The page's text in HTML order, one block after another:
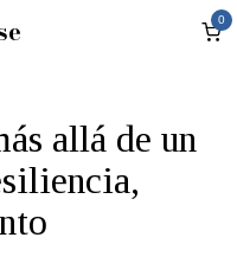
0
allá de un